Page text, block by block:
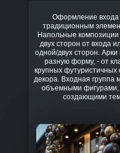
Оформление входа
традиционным
Напольные
двух сторон от входа
одной/двух сторон.
разную форму, - от
крупных
декора. Входная
объемными фигурами,
создающими